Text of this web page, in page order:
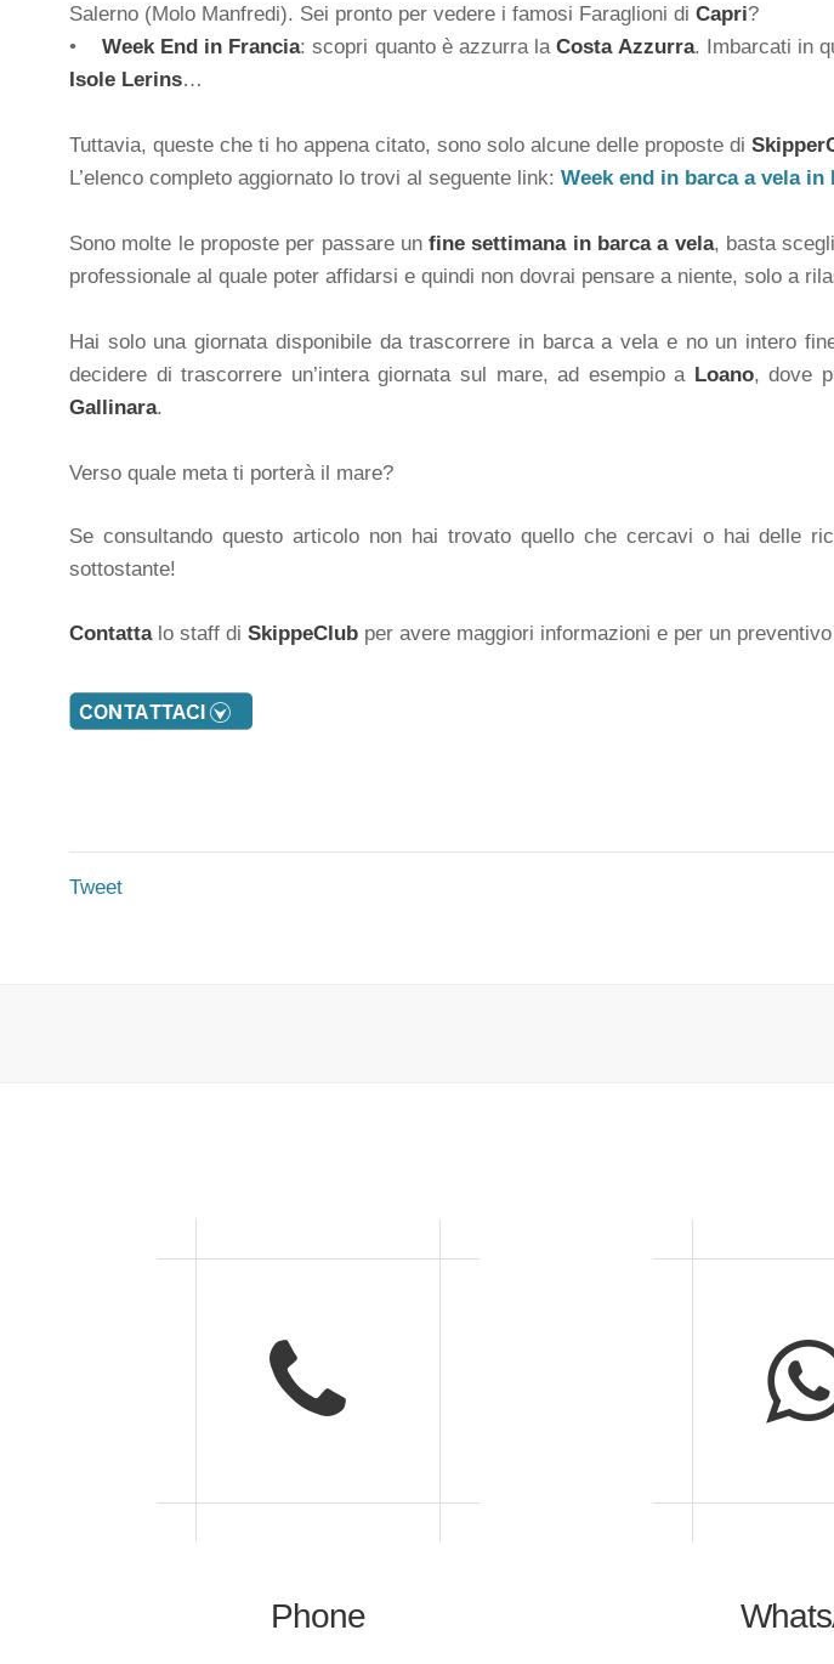
Salerno (Molo Manfredi). Sei pronto per vedere i famosi Faraglioni di Capri?
• Week End in Francia: scopri quanto è azzurra laCosta Azzurra. Imbarcati in
Isole Lerins…
Tuttavia, queste che ti ho appena citato, sono solo alcune delle proposte di
L’elenco completo aggiornato lo trovi al seguente link: Week end in barca a vela in
Sono molte le proposte per passare unfine settimana in barca a vela, basta
professionale al quale poter affidarsi e quindi non dovrai pensare a niente, solo a
Hai solo una giornata disponibile da trascorrere in barca a vela e no un intero
decidere di trascorrere un’intera giornata sul mare, ad esempio a Loano, dove
Gallinara.
Verso quale meta ti porterà il mare?
Se consultando questo articolo non hai trovato quello che cercavi o hai delle
sottostante!
Contatta lo staff di SkippeClub per avere maggiori informazioni e per un
Tweet
Phone